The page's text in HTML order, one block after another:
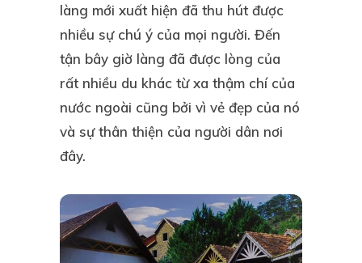
làng mới xuất hiện đã thu hút được
nhiều sự chú ý của mọi người. Đến
tận bây giờ làng đã được lòng của
rất nhiều du khác từ xa thậm chí của
nước ngoài cũng bởi vì vẻ đẹp của nó
và sự thân thiện của người dân nơi
đây.